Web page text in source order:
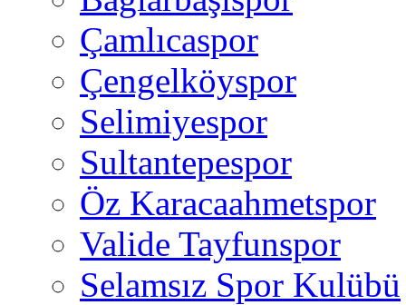
Çamlıcaspor
Çengelköyspor
Selimiyespor
Sultantepespor
Öz Karacaahmetspor
Valide Tayfunspor
Selamsız Spor Kulübü